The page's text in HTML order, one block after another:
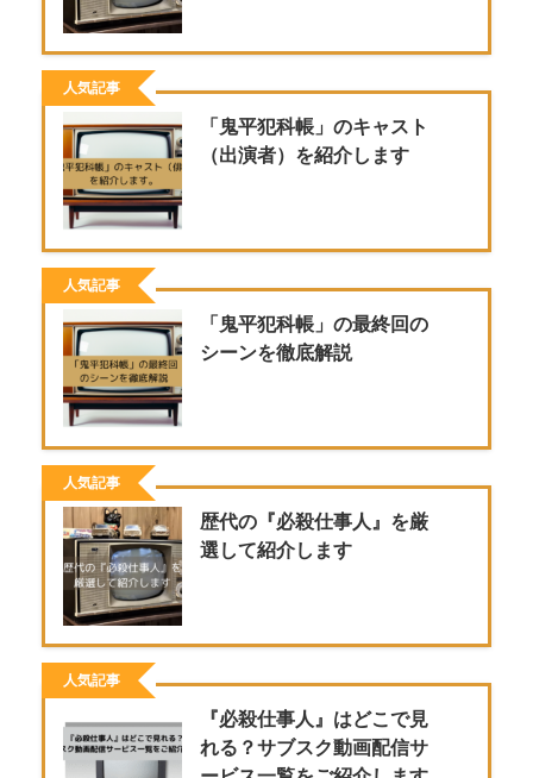
人気記事
「鬼平犯科帳」のキャスト
（出演者）を紹介します
人気記事
「鬼平犯科帳」の最終回の
シーンを徹底解説
人気記事
歴代の『必殺仕事人』を厳
選して紹介します
人気記事
『必殺仕事人』はどこで見
れる？サブスク動画配信サ